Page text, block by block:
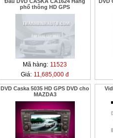
phổ thông HD GPS
Mã hàng: 11523
Giá: 11,685,000 đ
DVD Caska 5035 HD GPS DVD cho
MAZDA3